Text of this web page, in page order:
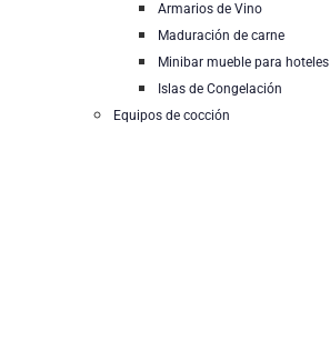
Armarios de Vino
Maduración de carne
Minibar mueble para hoteles
Islas de Congelación
Equipos de cocción